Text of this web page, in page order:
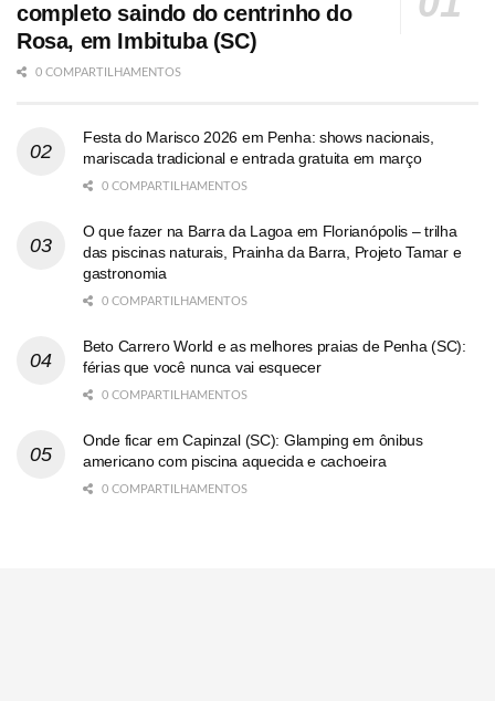
completo saindo do centrinho do
Rosa, em Imbituba (SC)
0 COMPARTILHAMENTOS
Festa do Marisco 2026 em Penha: shows nacionais,
mariscada tradicional e entrada gratuita em março
0 COMPARTILHAMENTOS
O que fazer na Barra da Lagoa em Florianópolis – trilha
das piscinas naturais, Prainha da Barra, Projeto Tamar e
gastronomia
0 COMPARTILHAMENTOS
Beto Carrero World e as melhores praias de Penha (SC):
férias que você nunca vai esquecer
0 COMPARTILHAMENTOS
Onde ficar em Capinzal (SC): Glamping em ônibus
americano com piscina aquecida e cachoeira
0 COMPARTILHAMENTOS